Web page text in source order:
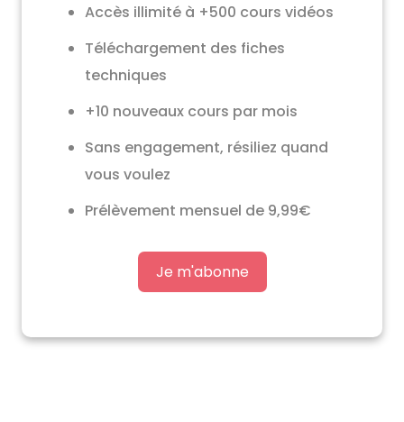
Accès illimité à +500 cours vidéos
Téléchargement des fiches
techniques
+10 nouveaux cours par mois
Sans engagement, résiliez quand
vous voulez
Prélèvement mensuel de 9,99€
Je m'abonne